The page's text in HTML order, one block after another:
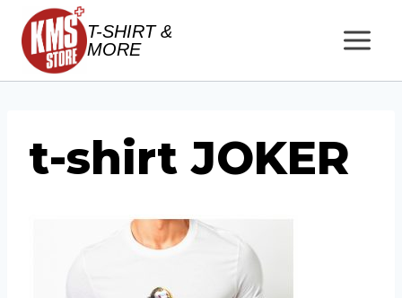
Salta
contenuto
T-SHIRT &
MORE
t-shirt JOKER